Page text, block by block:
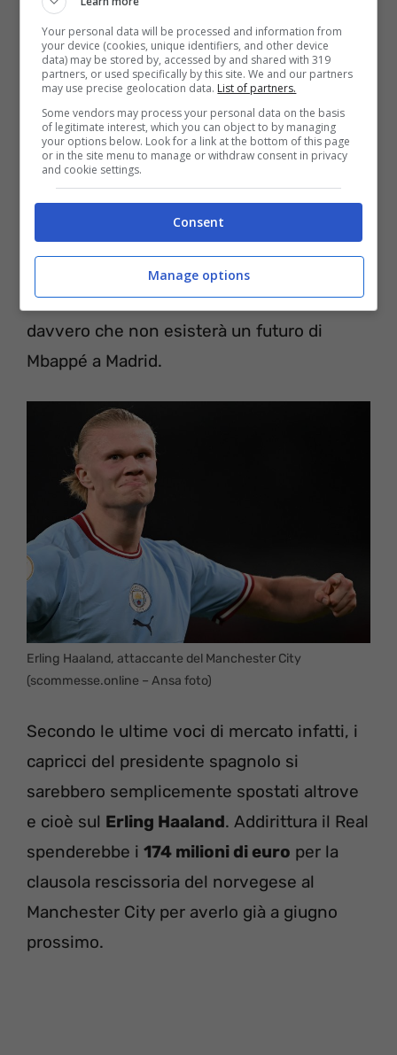
Secondo l’ultima ricostruzione scritta dal
Telegraph, i madrileni avrebbero troppi
problemi finanziari per permettersi un
calciatore del genere. Sicuramente lo
stipendio percepito dal fortissimo francese
non sarà dei più leggeri del mondo del
calcio, ma è difficile pensare che Perez non
avesse già fatto tutti i suoi calcoli a
riguardo. Ad ogni modo, che abbia ragione il
quotidiano britannico o meno, parrebbe
davvero che non esisterà un futuro di
Mbappé a Madrid.
Erling Haaland, attaccante del Manchester City
(scommesse.online – Ansa foto)
Secondo le ultime voci di mercato infatti, i
capricci del presidente spagnolo si
sarebbero semplicemente spostati altrove
e cioè sul Erling Haaland. Addirittura il Real
spenderebbe i 174 milioni di euro per la
clausola rescissoria del norvegese al
Manchester City per averlo già a giugno
prossimo.
Your personal data will be processed and information from
your device (cookies, unique identifiers, and other device
data) may be stored by, accessed by and shared with 319
partners, or used specifically by this site. We and our partners
may use precise geolocation data. List of partners.
Some vendors may process your personal data on the basis
of legitimate interest, which you can object to by managing
your options below. Look for a link at the bottom of this page
or in the site menu to manage or withdraw consent in privacy
and cookie settings.
Consent
Manage options